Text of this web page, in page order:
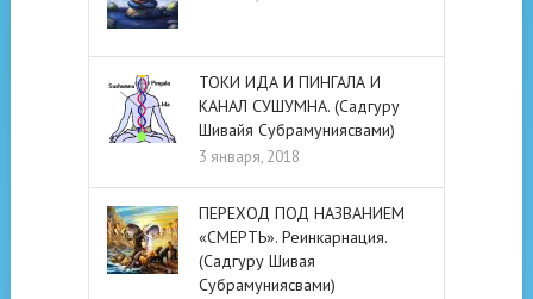
ТОКИ ИДА И ПИНГАЛА И
КАНАЛ СУШУМНА. (Садгуру
Шивайя Субрамуниясвами)
3 января, 2018
ПЕРЕХОД ПОД НАЗВАНИЕМ
«СМЕРТЬ». Реинкарнация.
(Садгуру Шивая
Субрамуниясвами)